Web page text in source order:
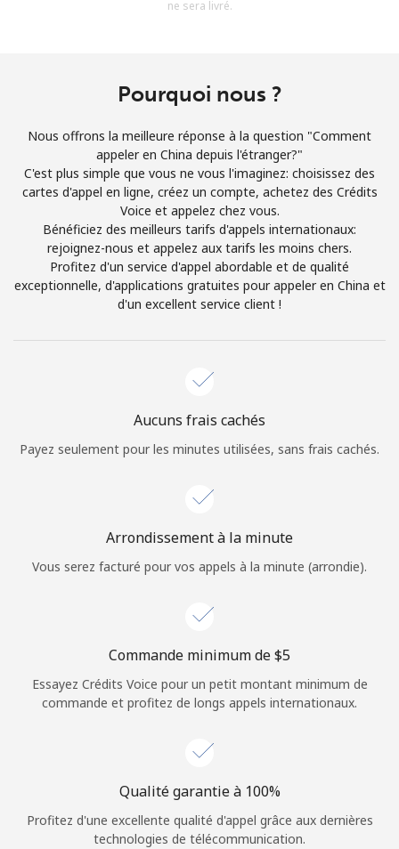
Bonjour!
Identifiez-vous ouINSCRIVEZ-VOUS →
ou
Continue avec
ne sera livré.
Pourquoi nous ?
Nous offrons la meilleure réponse à la question "Comment
appeler en China depuis l'étranger?"
C'est plus simple que vous ne vous l'imaginez: choisissez des
cartes d'appel en ligne, créez un compte, achetez des Crédits
Voice et appelez chez vous.
Bénéficiez des meilleurs tarifs d'appels internationaux:
rejoignez-nous et appelez aux tarifs les moins chers.
Profitez d'un service d'appel abordable et de qualité
exceptionnelle, d'applications gratuites pour appeler en China et
d'un excellent service client !
Aucuns frais cachés
Payez seulement pour les minutes utilisées, sans frais cachés.
Arrondissement à la minute
Vous serez facturé pour vos appels à la minute (arrondie).
Commande minimum de ⁦$5⁩
Essayez Crédits Voice pour un petit montant minimum de
commande et profitez de longs appels internationaux.
Qualité garantie à 100%
Profitez d'une excellente qualité d'appel grâce aux dernières
technologies de télécommunication.